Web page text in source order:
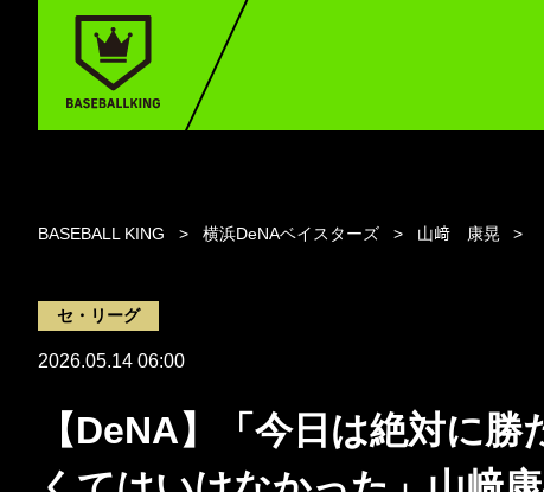
BASEBALL KING 横浜DeNAベイスターズ 山﨑 康晃
セ・リーグ
2026.05.14 06:00
【DeNA】「今日は絶対に勝